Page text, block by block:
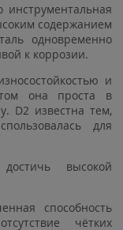
инструментальная
содержанием
одновременно
к коррозии.
и
она проста в
D2 известна тем,
для
высокой
способность
чётких